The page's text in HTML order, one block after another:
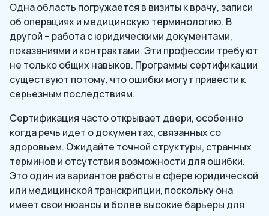
Одна область погружается в визиты к врачу, записи
об операциях и медицинскую терминологию. В
другой – работа с юридическими документами,
показаниями и контрактами. Эти профессии требуют
не только общих навыков. Программы сертификации
существуют потому, что ошибки могут привести к
серьезным последствиям.
Сертификация часто открывает двери, особенно
когда речь идет о документах, связанных со
здоровьем. Ожидайте точной структуры, странных
терминов и отсутствия возможности для ошибки.
Это один из вариантов работы в сфере юридической
или медицинской транскрипции, поскольку она
имеет свои нюансы и более высокие барьеры для